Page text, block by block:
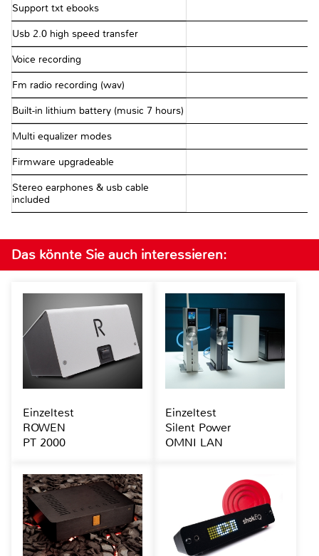
Support txt ebooks
Usb 2.0 high speed transfer
Voice recording
Fm radio recording (wav)
Built-in lithium battery (music 7 hours)
Multi equalizer modes
Firmware upgradeable
Stereo earphones & usb cable
included
Das könnte Sie auch interessieren:
Einzeltest
ROWEN
PT 2000
Einzeltest
Silent Power
OMNI LAN